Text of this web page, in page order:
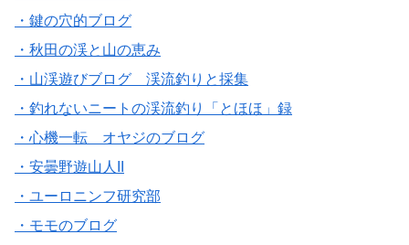
・鍵の穴的ブログ
・秋田の渓と山の恵み
・山渓遊びブログ 渓流釣りと採集
・釣れないニートの渓流釣り「とほほ」録
・心機一転 オヤジのブログ
・安曇野遊山人II
・ユーロニンフ研究部
・モモのブログ